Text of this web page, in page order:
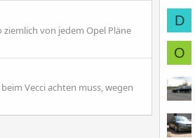
ziemlich von jedem Opel Pläne
Vecci achten muss, wegen
D
O